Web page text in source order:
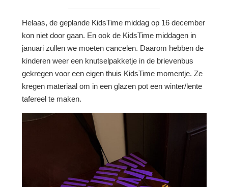
Helaas, de geplande KidsTime middag op 16 december
kon niet door gaan. En ook de KidsTime middagen in
januari zullen we moeten cancelen. Daarom hebben de
kinderen weer een knutselpakketje in de brievenbus
gekregen voor een eigen thuis KidsTime momentje. Ze
kregen materiaal om in een glazen pot een winter/lente
tafereel te maken.